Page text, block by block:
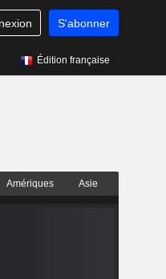
S'abonner
Édition française
Amériques Asie